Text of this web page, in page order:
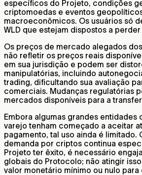
específicos do Projeto, condições
criptomoedas e eventos
macroeconômicos. Os usuários só
WLD que estejam dispostos a
Os preços de mercado alegados
não refletir os preços reais
em sua jurisdição e podem ser
manipulatórias, incluindo
trading, dificultando sua avaliação
comerciais. Mudanças regulatórias
mercados disponíveis para a
Embora algumas grandes entidades
varejo tenham começado a aceitar
pagamento, tal uso ainda é limitado.
demanda por criptos continua
Projeto ter êxito, é necessário
globais do Protocolo; não atingir
valor monetário mínimo ou nulo para